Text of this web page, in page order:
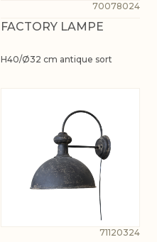
70078024
FACTORY LAMPE
H40/Ø32 cm antique sort
71120324